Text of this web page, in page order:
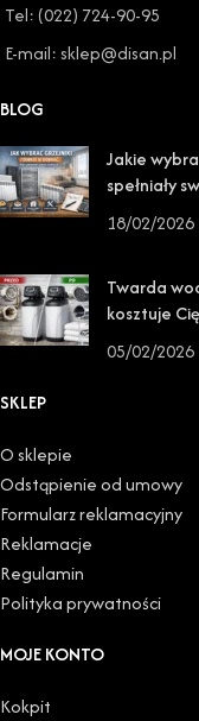
Tel: (022) 724-90-95
E-mail: sklep@disan.pl
BLOG
Jakie
spełniały
18/02/2026
Twarda
kosztuje
05/02/2026
SKLEP
O sklepie
Odstąpienie od umowy
Formularz reklamacyjny
Reklamacje
Regulamin
Polityka prywatności
MOJE KONTO
Kokpit